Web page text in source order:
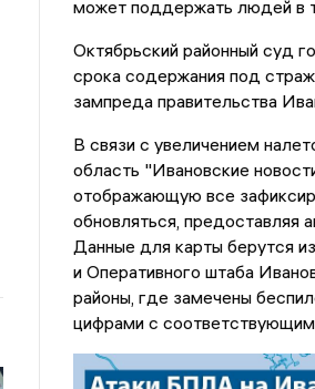
может поддержать людей в
Октябрьский районный суд
срока содержания под
зампреда правительства
В связи с увеличением
область "Ивановские
отображающую все
обновляться, предоставляя
Данные для карты берутся
и Оперативного штаба
районы, где замечены
цифрами с